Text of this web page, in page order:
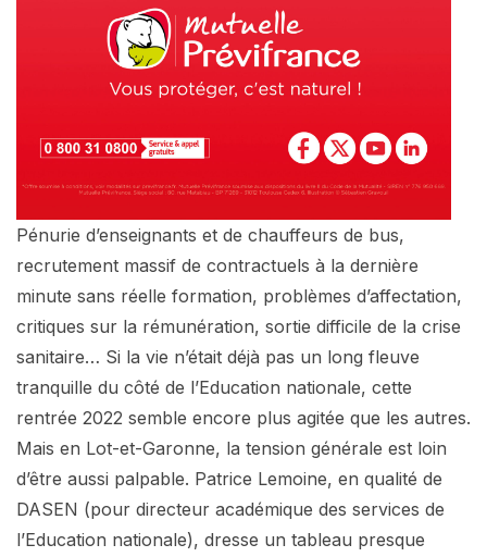
Pénurie d’enseignants et de chauffeurs de bus,
recrutement massif de contractuels à la dernière
minute sans réelle formation, problèmes d’affectation,
critiques sur la rémunération, sortie difficile de la crise
sanitaire… Si la vie n’était déjà pas un long fleuve
tranquille du côté de l’Education nationale, cette
rentrée 2022 semble encore plus agitée que les autres.
Mais en Lot-et-Garonne, la tension générale est loin
d’être aussi palpable. Patrice Lemoine, en qualité de
DASEN (pour directeur académique des services de
l’Education nationale), dresse un tableau presque